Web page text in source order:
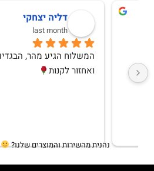
מירב יחזקאל
10 months ago
נהנית מהשירות והמוצרים שלנו?